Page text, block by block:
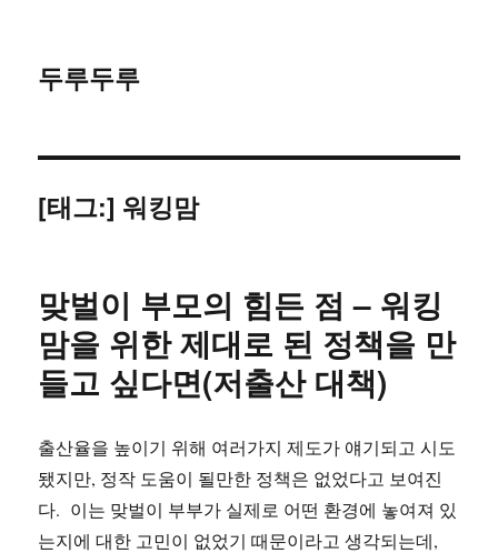
두루두루
[태그:] 워킹맘
맞벌이 부모의 힘든 점 – 워킹
맘을 위한 제대로 된 정책을 만
들고 싶다면(저출산 대책)
출산율을 높이기 위해 여러가지 제도가 얘기되고 시도
됐지만, 정작 도움이 될만한 정책은 없었다고 보여진
다. 이는 맞벌이 부부가 실제로 어떤 환경에 놓여져 있
는지에 대한 고민이 없었기 때문이라고 생각되는데,